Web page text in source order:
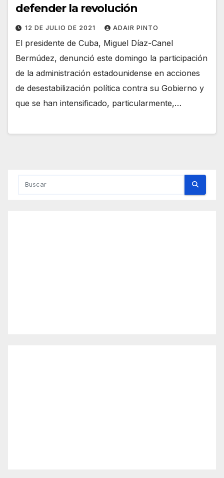
defender la revolución
12 DE JULIO DE 2021 ADAIR PINTO
El presidente de Cuba, Miguel Díaz-Canel
Bermúdez, denunció este domingo la participación
de la administración estadounidense en acciones
de desestabilización política contra su Gobierno y
que se han intensificado, particularmente,…